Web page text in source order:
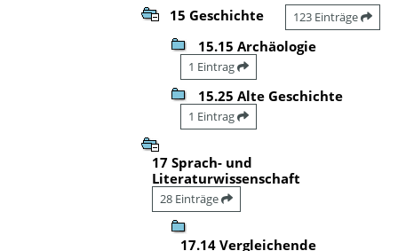
15 Geschichte 123 Einträge
15.15 Archäologie
1 Eintrag
15.25 Alte Geschichte
1 Eintrag
17 Sprach- und
Literaturwissenschaft
28 Einträge
17.14 Vergleichende